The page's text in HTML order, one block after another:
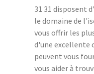
31 31 disposent
le domaine de
vous offrir les
d'une excellente
peuvent vous
vous aider à